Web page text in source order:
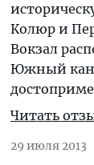
Колюр и
Вокзал
Южный
Читать
29 июля 2013